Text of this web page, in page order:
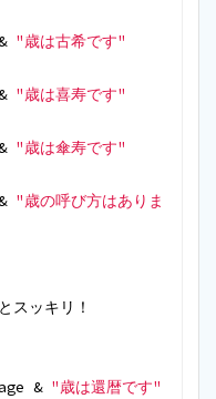
"歳は古希です"
"歳は喜寿です"
"歳は傘寿です"
"歳の呼び方はありま
ッキリ！
age &
"歳は還暦です"